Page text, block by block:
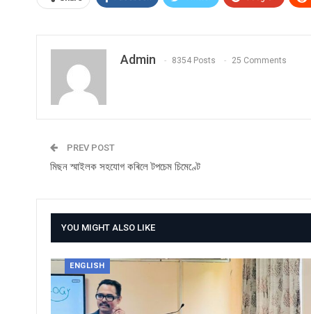
Admin 8354 Posts 25 Comments
PREV POST
মিছন স্মাইলক সহযোগ কৰিলে টপচেম চিমেণ্টে
YOU MIGHT ALSO LIKE
ENGLISH